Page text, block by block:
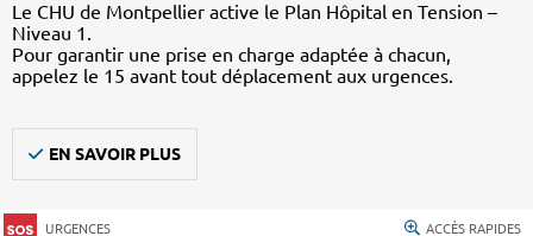
Le CHU de Montpellier active le Plan Hôpital en Tension –
Niveau 1.
Pour garantir une prise en charge adaptée à chacun,
appelez le 15 avant tout déplacement aux urgences.
EN SAVOIR PLUS
URGENCES ACCÈS RAPIDES